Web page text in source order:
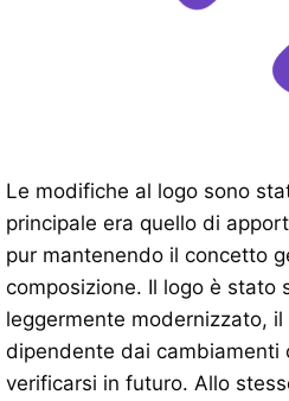
Le modifiche al logo sono
principale era quello di
pur mantenendo il concetto
composizione. Il logo è stato
leggermente modernizzato,
dipendente dai cambiamenti
verificarsi in futuro. Allo